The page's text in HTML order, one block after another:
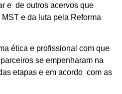
e de outros acervos que
e da luta pela Reforma
ética e profissional com que
se empenharam na
etapas e em acordo com as